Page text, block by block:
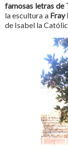
famosas letras de
la escultura a Fray
de Isabel la